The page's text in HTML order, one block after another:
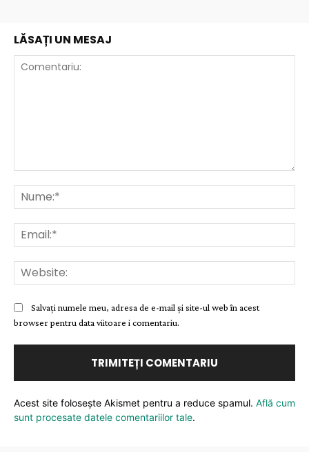
LĂSAȚI UN MESAJ
Salvați numele meu, adresa de e-mail și site-ul web în acest
browser pentru data viitoare i comentariu.
Acest site folosește Akismet pentru a reduce spamul. Află cum
sunt procesate datele comentariilor tale.